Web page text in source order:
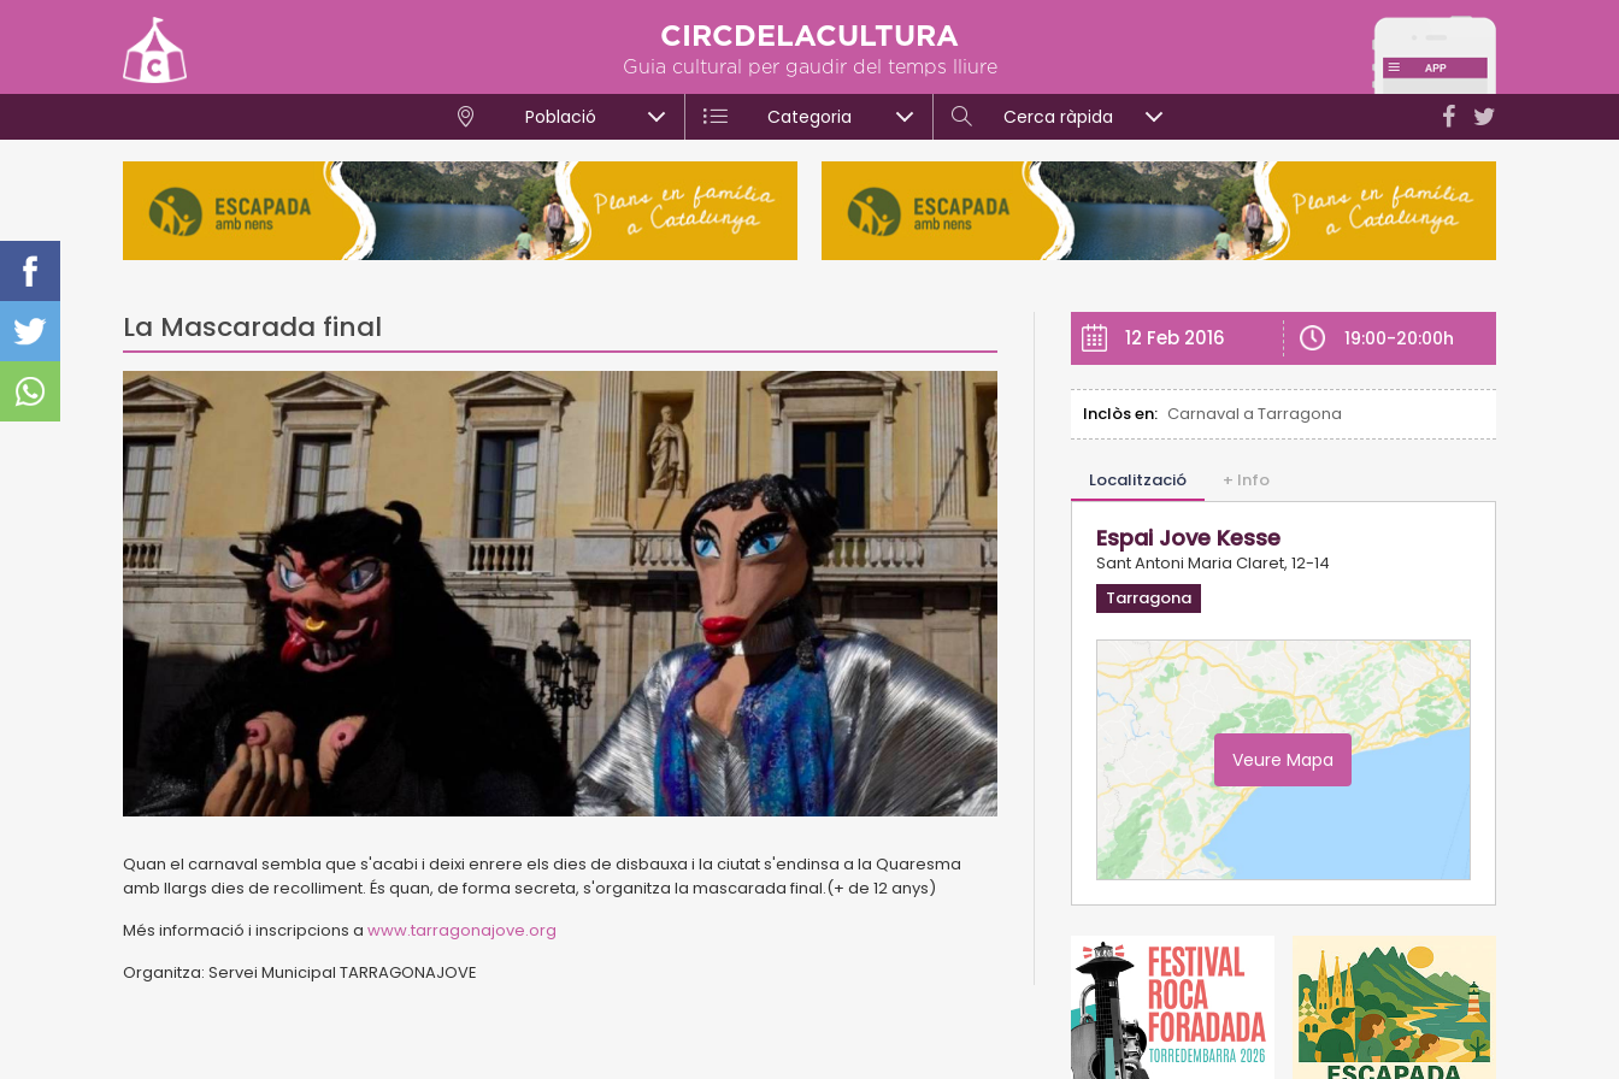
CIRCDELACULTURA
Guia cultural per gaudir del temps lliure
Població Categoria Cerca ràpida
La Mascarada final
Quan el carnaval sembla que s'acabi i deixi enrere els dies de disbauxa i la ciutat s'endinsa a la Quaresma
amb llargs dies de recolliment. És quan, de forma secreta, s'organitza la mascarada final.(+ de 12 anys)
Més informació i inscripcions a www.tarragonajove.org
Organitza: Servei Municipal TARRAGONAJOVE
12 Feb 2016 19:00-20:00h
Inclòs en: Carnaval a Tarragona
Localització + Info
Espai Jove Kesse
Sant Antoni Maria Claret, 12-14
Tarragona
Veure Mapa